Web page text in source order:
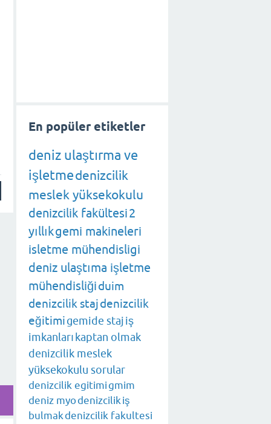
En popüler etiketler
deniz ulaştırma ve
işletmedenizcilik
meslek yüksekokulu
denizcilik fakültesi2
yıllıkgemi makineleri
isletme mühendisligi
deniz ulaştıma işletme
mühendisliğiduim
denizcilik stajdenizcilik
eğitimigemide stajiş
imkanlarıkaptan olmak
denizcilik meslek
yüksekokulu sorular
denizcilik egitimigmim
deniz myodenizcilikiş
bulmakdenizcilik fakultesi